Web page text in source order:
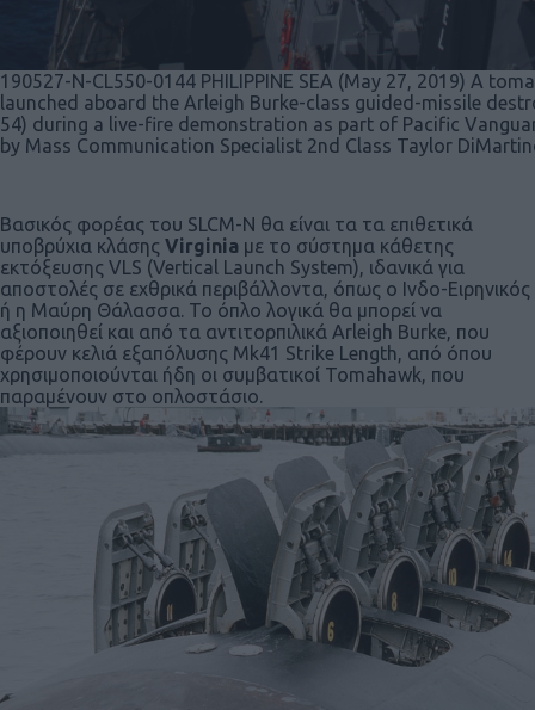
190527-N-CL550-0144 PHILIPPINE SEA (May 27, 2019) A
launched aboard the Arleigh Burke-class guided-missile
54) during a live-fire demonstration as part of Pacific
by Mass Communication Specialist 2nd Class Taylor
Βασικός φορέας του SLCM-N θα είναι τα τα επιθετικά
υποβρύχια κλάσης Virginia με το σύστημα κάθετης
εκτόξευσης VLS (Vertical Launch System), ιδανικά για
αποστολές σε εχθρικά περιβάλλοντα, όπως ο Ινδο-Ειρηνικός
ή η Μαύρη Θάλασσα. Το όπλο λογικά θα μπορεί να
αξιοποιηθεί και από τα αντιτορπιλικά Arleigh Burke, που
φέρουν κελιά εξαπόλυσης Mk41 Strike Length, από όπου
χρησιμοποιούνται ήδη οι συμβατικοί Tomahawk, που
παραμένουν στο οπλοστάσιο.